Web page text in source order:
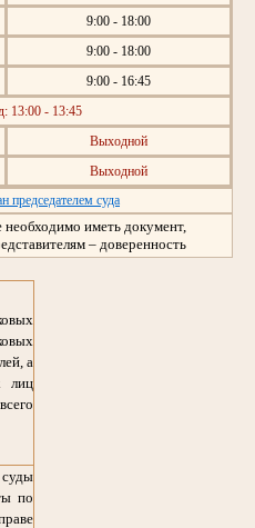
9:00 - 18:00
9:00 - 18:00
9:00 - 16:45
13:00 - 13:45
Выходной
Выходной
председателем суда
иметь документ,
– доверенность
а
лиц
по